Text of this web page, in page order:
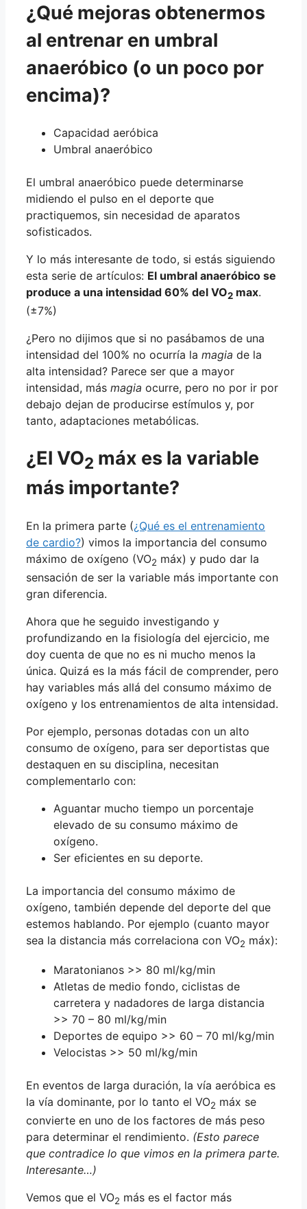
¿Qué mejoras obtenermos
al entrenar en umbral
anaeróbico (o un poco por
encima)?
Capacidad aeróbica
Umbral anaeróbico
El umbral anaeróbico puede determinarse
midiendo el pulso en el deporte que
practiquemos, sin necesidad de aparatos
sofisticados.
Y lo más interesante de todo, si estás siguiendo
esta serie de artículos: El umbral anaeróbico se
produce a una intensidad 60% del VO2 max.
(±7%)
¿Pero no dijimos que si no pasábamos de una
intensidad del 100% no ocurría la magia de la
alta intensidad? Parece ser que a mayor
intensidad, más magia ocurre, pero no por ir por
debajo dejan de producirse estímulos y, por
tanto, adaptaciones metabólicas.
¿El VO2 máx es la variable
más importante?
En la primera parte (¿Qué es el entrenamiento
de cardio?) vimos la importancia del consumo
máximo de oxígeno (VO2 máx) y pudo dar la
sensación de ser la variable más importante con
gran diferencia.
Ahora que he seguido investigando y
profundizando en la fisiología del ejercicio, me
doy cuenta de que no es ni mucho menos la
única. Quizá es la más fácil de comprender, pero
hay variables más allá del consumo máximo de
oxígeno y los entrenamientos de alta intensidad.
Por ejemplo, personas dotadas con un alto
consumo de oxígeno, para ser deportistas que
destaquen en su disciplina, necesitan
complementarlo con:
Aguantar mucho tiempo un porcentaje
elevado de su consumo máximo de
oxígeno.
Ser eficientes en su deporte.
La importancia del consumo máximo de
oxígeno, también depende del deporte del que
estemos hablando. Por ejemplo (cuanto mayor
sea la distancia más correlaciona con VO2 máx):
Maratonianos >> 80 ml/kg/min
Atletas de medio fondo, ciclistas de
carretera y nadadores de larga distancia
>> 70 – 80 ml/kg/min
Deportes de equipo >> 60 – 70 ml/kg/min
Velocistas >> 50 ml/kg/min
En eventos de larga duración, la vía aeróbica es
la vía dominante, por lo tanto el VO2 máx se
convierte en uno de los factores de más peso
para determinar el rendimiento. (Esto parece
que contradice lo que vimos en la primera parte.
Interesante…)
Vemos que el VO2 más es el factor más